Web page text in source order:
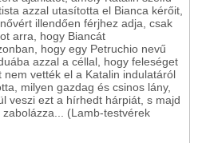
azzal utasította el Bianca kérőit,
illendően férjhez adja, csak
arra, hogy Biancát
hogy egy Petruchio nevű
azzal a céllal, hogy feleséget
vették el a Katalin indulatáról
milyen gazdag és csinos lány,
veszi ezt a hírhedt hárpiát, s majd
(Lamb-testvérek